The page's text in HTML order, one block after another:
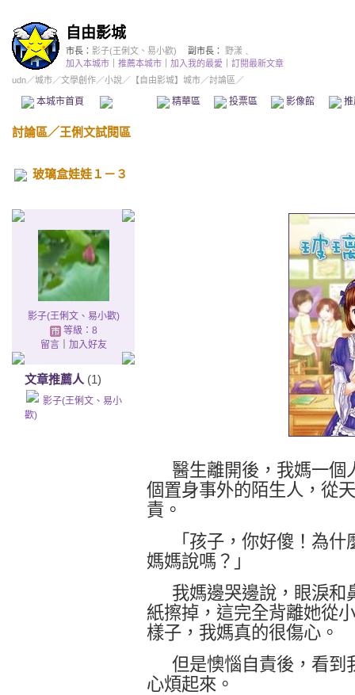
自由影城
市長： 影子(王俐文、易小歡) 副市長：
野漾﹑
加入本城市
推薦本城市 加入我的最愛
訂閱最新文章
udn／城市／文學創作／小說／ 【自由影城】城市／討論區／
本城市首頁 精華區 投票區 影像館
討論區／王俐文試閱區
玻璃盒娃娃１－３
影子(王俐文、易小歡)
等級：8
留言｜ 加入好友
文章推薦人 (1)
影子(王俐文、易小
歡)
醫生離開後，我媽一個
個置身事外的陌生人，從
責。
「孩子，你好傻！為
媽媽說嗎？」
我媽邊哭邊說，眼淚和
紙擦掉，這完全背離她從
樣子，我媽真的很傷心。
但是懊惱自責後，看到
心煩起來。